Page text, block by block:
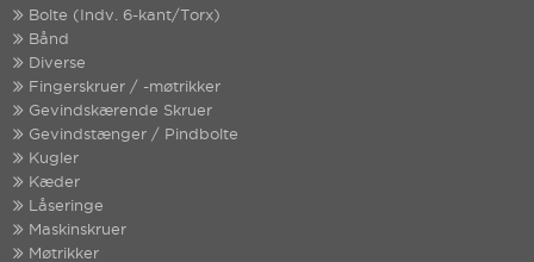
Bolte (Indv. 6-kant/Torx)
Bånd
Diverse
Fingerskruer / -møtrikker
Gevindskærende Skruer
Gevindstænger / Pindbolte
Kugler
Kæder
Låseringe
Maskinskruer
Møtrikker